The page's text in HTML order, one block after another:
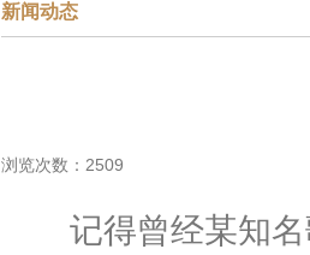
新闻动态
浏览次数：2509
记得曾经某知名